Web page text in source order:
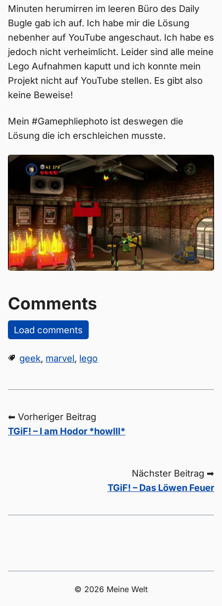
Minuten herumirren im leeren Büro des Daily
Bugle gab ich auf. Ich habe mir die Lösung
nebenher auf YouTube angeschaut. Ich habe es
jedoch nicht verheimlicht. Leider sind alle meine
Lego Aufnahmen kaputt und ich konnte mein
Projekt nicht auf YouTube stellen. Es gibt also
keine Beweise!
Mein #Gamephliephoto ist deswegen die
Lösung die ich erschleichen musste.
Comments
Load comments
geek, marvel, lego
⬅ Vorheriger Beitrag
TGiF! – I am Hodor *howlll*
Nächster Beitrag ➡
TGiF! – Das Löwen Feuer
© 2026 Meine Welt